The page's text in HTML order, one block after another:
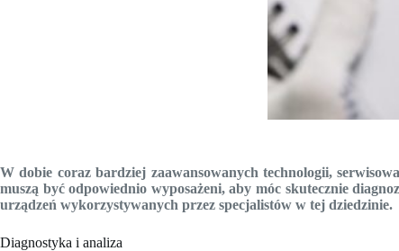
W dobie coraz bardziej zaawansowanych technologii,
muszą być odpowiednio wyposażeni, aby móc skutecznie
urządzeń wykorzystywanych przez specjalistów w tej dziedzinie.
Diagnostyka i analiza